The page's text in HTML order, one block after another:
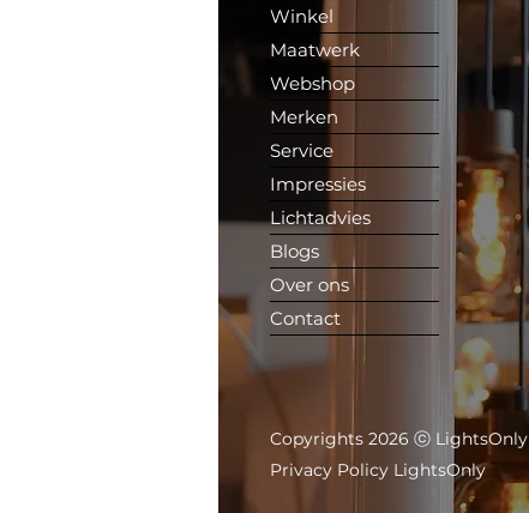
Winkel
Maatwerk
Webshop
Merken
Service
Impressies
Lichtadvies
Blogs
Over ons
Contact
Copyrights 2026 ⓒ LightsOnly
Privacy Policy LightsOnly